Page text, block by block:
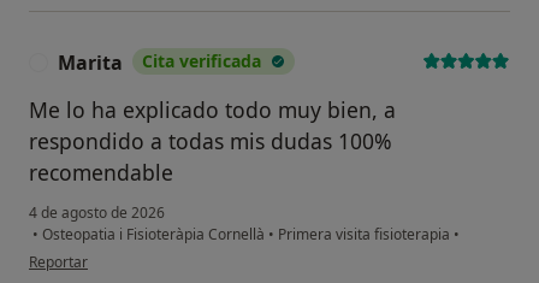
Marita Cita verificada
Me lo ha explicado todo muy bien, a
respondido a todas mis dudas 100%
recomendable
4 de agosto de 2026
• Osteopatia i Fisioteràpia Cornellà • Primera visita fisioterapia •
en opinión del usuario Marita
Reportar